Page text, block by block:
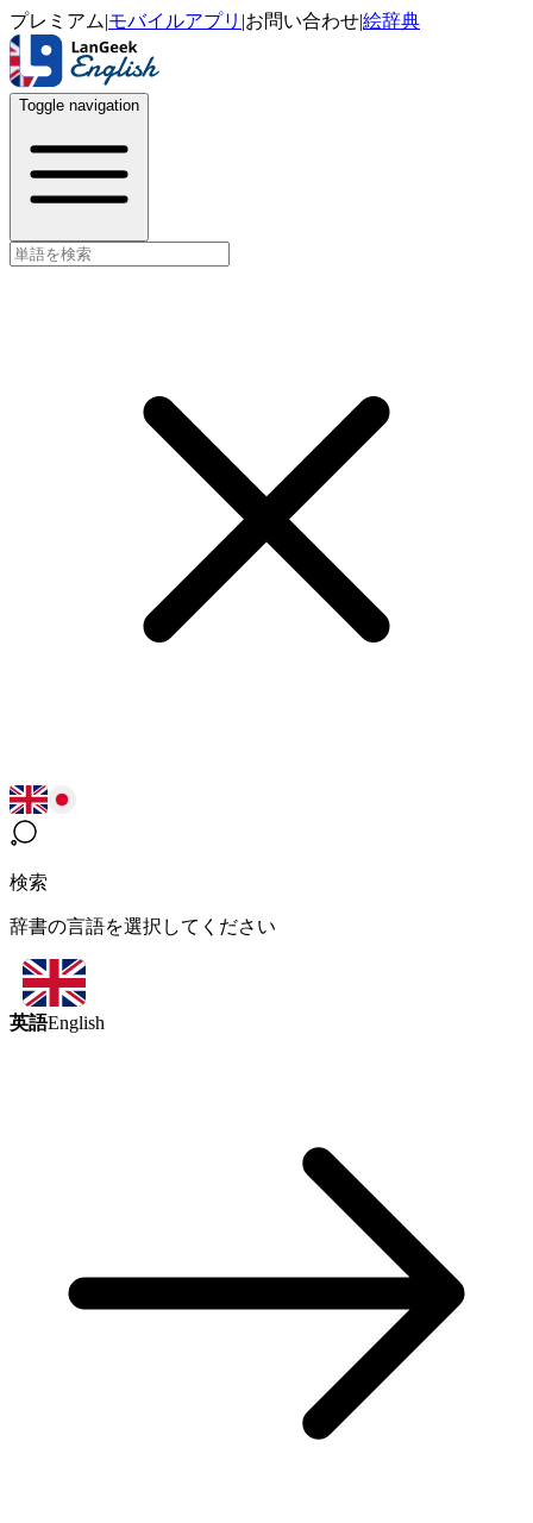
プレミアム|モバイルアプリ |お問い合わせ|絵辞典
Toggle navigation
検索
辞書の言語を選択してください
英語English